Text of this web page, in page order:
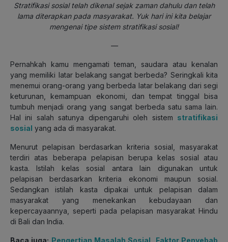
Stratifikasi sosial telah dikenal sejak zaman dahulu dan telah
lama diterapkan pada masyarakat. Yuk hari ini kita belajar
mengenai tipe sistem stratifikasi sosial!
—
Pernahkah kamu mengamati teman, saudara atau kenalan
yang memiliki latar belakang sangat berbeda? Seringkali kita
menemui orang-orang yang berbeda latar belakang dari segi
keturunan, kemampuan ekonomi, dan tempat tinggal bisa
tumbuh menjadi orang yang sangat berbeda satu sama lain.
Hal ini salah satunya dipengaruhi oleh sistem stratifikasi
sosial yang ada di masyarakat.
Menurut pelapisan berdasarkan kriteria sosial, masyarakat
terdiri atas beberapa pelapisan berupa kelas sosial atau
kasta. Istilah kelas sosial antara lain digunakan untuk
pelapisan berdasarkan kriteria ekonomi maupun sosial.
Sedangkan istilah kasta dipakai untuk pelapisan dalam
masyarakat yang menekankan kebudayaan dan
kepercayaannya, seperti pada pelapisan masyarakat Hindu
di Bali dan India.
Baca juga: Pengertian Masalah Sosial, Faktor Penyebab